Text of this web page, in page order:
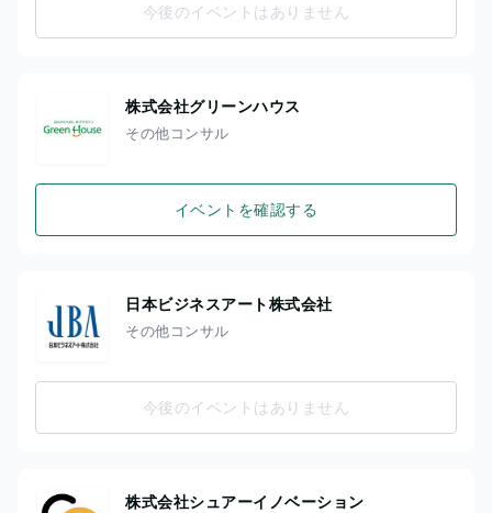
今後のイベントはありません
株式会社グリーンハウス
その他コンサル
イベントを確認する
日本ビジネスアート株式会社
その他コンサル
今後のイベントはありません
株式会社シュアーイノベーション